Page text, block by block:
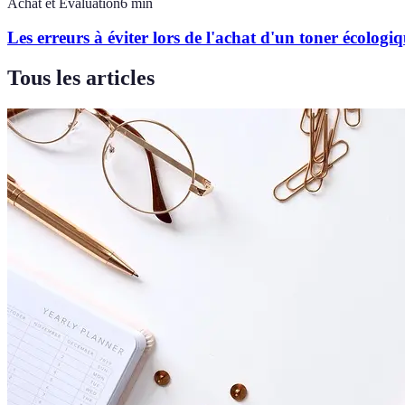
Les erreurs à éviter lors de l'achat d'un toner
Tous les articles